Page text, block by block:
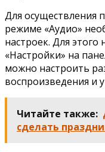
Для осуществления
режиме «Аудио»
настроек. Для
«Настройки» на
можно настроить
воспроизведения и
Читайте также:
сделать